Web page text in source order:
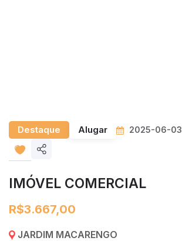
Destaque Alugar 2025-06-03
listingShare
IMÓVEL COMERCIAL
R$3.667,00
JARDIM MACARENGO